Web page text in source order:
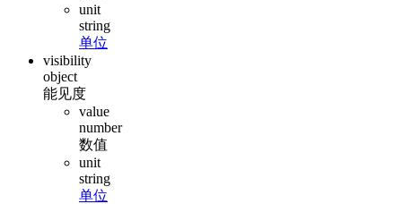
unit
string
单位
visibility
object
能见度
value
number
数值
unit
string
单位